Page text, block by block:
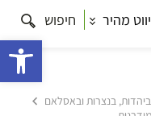
מהיר חיפוש
בנצרות ובאסלאם